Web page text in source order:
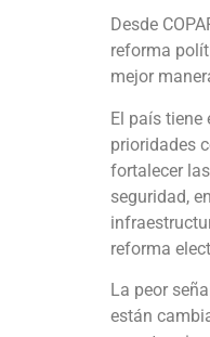
Desde
reforma
mejor
El país tiene
prioridades
fortalecer
seguridad,
reforma
La peor
están